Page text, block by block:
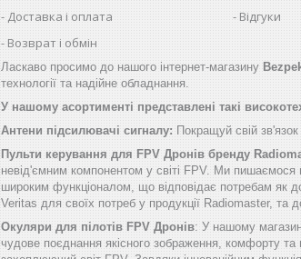
Доставка і оплата
Возврат і обмін
Відгуки
Ласкаво просимо до нашого інтернет-магазину
технології та надійне обладнання.
У нашому асортименті представлені такі
Антени підсилювачі сигналу: Покращуй свій
Пульти керування для FPV Дронів бренду
невід'ємним компонентом у світі FPV. Ми пишаємося
широким функціоналом, що відповідає потребам як
Veritas для своїх потреб у продукції Radiomaster,
Окуляри для пілотів FPV Дронів: У нашому
чудове поєднання якісного зображення, комфорту